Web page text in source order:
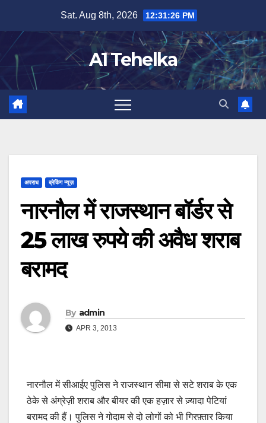
content
Sat. Aug 8th, 2026 12:31:27 PM
A1 Tehelka
अपराध ब्रेकिंग न्यूज़
नारनौल में राजस्थान बॉर्डर से
25 लाख रुपये की अवैध शराब
बरामद
By admin
APR 3, 2013
नारनौल में सीआईए पुलिस ने राजस्थान सीमा से सटे शराब के एक
ठेके से अंग्रेज़ी शराब और बीयर की एक हज़ार से ज़्यादा पेटियां
बरामद की हैं। पुलिस ने गोदाम से दो लोगों को भी गिरफ़्तार किया